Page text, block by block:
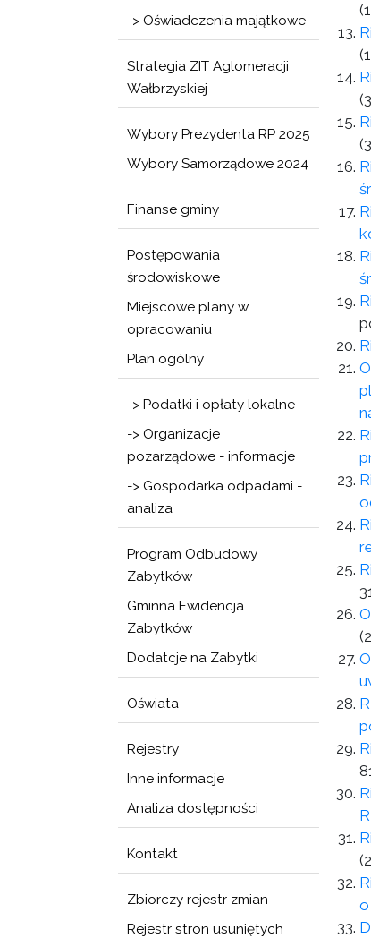
-> Oświadczenia majątkowe
Strategia ZIT Aglomeracji
Wałbrzyskiej
Wybory Prezydenta RP 2025
Wybory Samorządowe 2024
Finanse gminy
Postępowania
środowiskowe
Miejscowe plany w
opracowaniu
Plan ogólny
-> Podatki i opłaty lokalne
-> Organizacje
pozarządowe - informacje
-> Gospodarka odpadami -
analiza
Program Odbudowy
Zabytków
Gminna Ewidencja
Zabytków
Dodatcje na Zabytki
Oświata
Rejestry
Inne informacje
Analiza dostępności
Kontakt
Zbiorczy rejestr zmian
Rejestr stron usuniętych